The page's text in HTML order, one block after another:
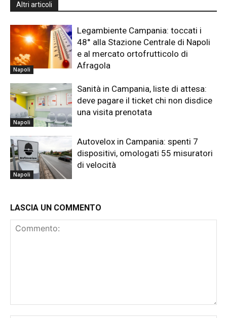
Altri articoli
Napoli
Legambiente Campania: toccati i
48° alla Stazione Centrale di Napoli
e al mercato ortofrutticolo di
Afragola
Napoli
Sanità in Campania, liste di attesa:
deve pagare il ticket chi non disdice
una visita prenotata
Napoli
Autovelox in Campania: spenti 7
dispositivi, omologati 55 misuratori
di velocità
LASCIA UN COMMENTO